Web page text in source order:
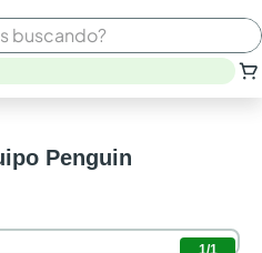
Penguin
1/1